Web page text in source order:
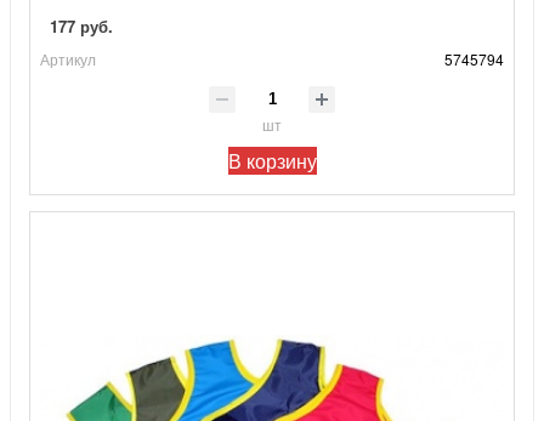
177 руб.
Артикул 5745794
шт
В корзину